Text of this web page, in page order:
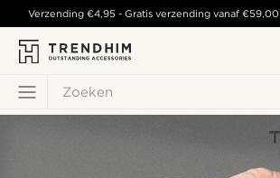
Zoeken
Verzending €4,95 - Gratis verzending vanaf€59,00